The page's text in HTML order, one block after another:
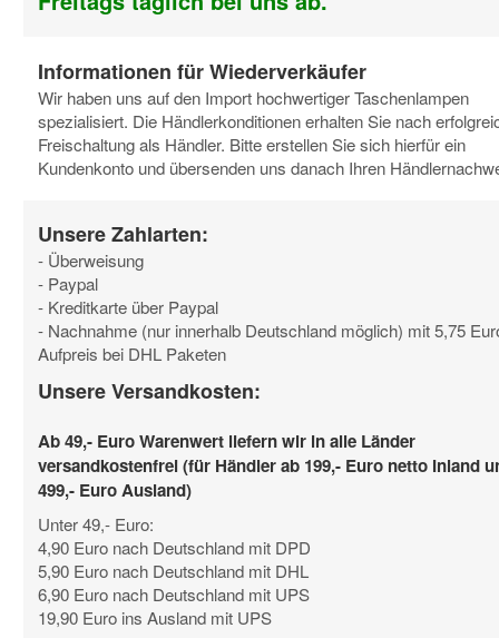
Informationen für Wiederverkäufer
Wir haben uns auf den Import hochwertiger Taschenlampen
spezialisiert. Die Händlerkonditionen erhalten Sie nach
Freischaltung als Händler. Bitte erstellen Sie sich hierfür ein
Kundenkonto und übersenden uns danach Ihren
Unsere Zahlarten:
- Überweisung
- Paypal
- Kreditkarte über Paypal
- Nachnahme (nur innerhalb Deutschland möglich) mit 5,75
Aufpreis bei DHL Paketen
Unsere Versandkosten:
Ab 49,- Euro Warenwert liefern wir in alle Länder
versandkostenfrei (für Händler ab 199,- Euro netto Inland
499,- Euro Ausland)
Unter 49,- Euro:
4,90 Euro nach Deutschland mit DPD
5,90 Euro nach Deutschland mit DHL
6,90 Euro nach Deutschland mit UPS
19,90 Euro ins Ausland mit UPS